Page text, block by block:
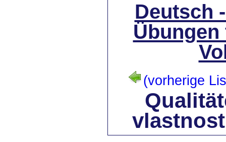
Deutsch
Übungen
(vorherige